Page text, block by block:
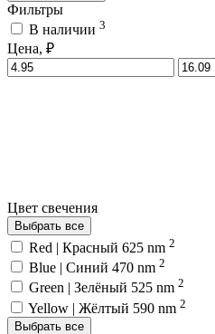
Фильтры
В наличии 3
Цена, ₽
Цвет свечения
Выбрать все
Red | Красный 625 nm 2
Blue | Синий 470 nm 2
Green | Зелёный 525 nm 2
Yellow | Жёлтый 590 nm 2
Выбрать все